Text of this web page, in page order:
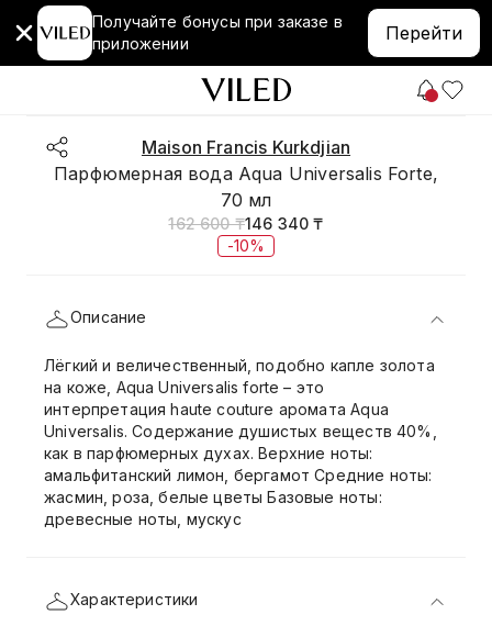
Получайте бонусы при заказе в
приложении
Перейти
Maison Francis Kurkdjian
Парфюмерная вода Aqua Universalis Forte,
70 мл
162 600 ₸146 340 ₸
-10%
Описание
Лёгкий и величественный, подобно капле золота
на коже, Aqua Universalis forte – это
интерпретация haute couture аромата Aqua
Universalis. Содержание душистых веществ 40%,
как в парфюмерных духах. Верхние ноты:
амальфитанский лимон, бергамот Средние ноты:
жасмин, роза, белые цветы Базовые ноты:
древесные ноты, мускус
Характеристики